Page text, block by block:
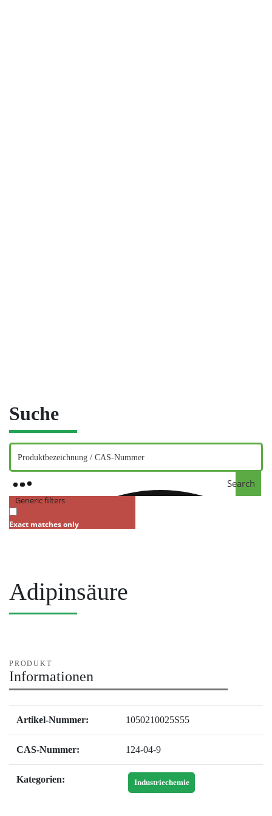
Suche
Search
Generic filters
Exact matches only
Adipinsäure
PRODUKT
Informationen
Artikel-Nummer: 1050210025S55
CAS-Nummer: 124-04-9
Kategorien: Industriechemie